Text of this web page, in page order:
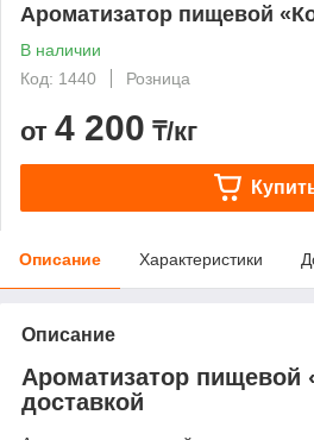
Ароматизатор пищевой
В наличии
Код: 1440
Розница
от 4 200 ₸/кг
Описание Характеристики
Описание
Ароматизатор пищевой
доставкой